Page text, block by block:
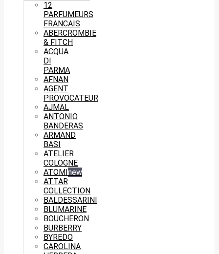
12
PARFUMEURS
FRANCAIS
ABERCROMBIE
& FITCH
ACQUA
DI
PARMA
AFNAN
AGENT
PROVOCATEUR
AJMAL
ANTONIO
BANDERAS
ARMAND
BASI
ATELIER
COLOGNE
ATOMI new
ATTAR
COLLECTION
BALDESSARINI
BLUMARINE
BOUCHERON
BURBERRY
BYREDO
CAROLINA